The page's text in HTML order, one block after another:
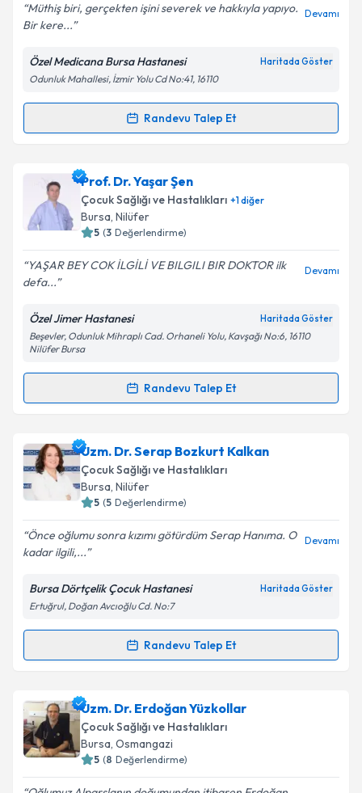
Kişisel verilerimin işlenmesine ilişkin
Aydınlatma
Metni'ni okudum ve kişisel verilerimin belirtilen
kapsamda işlenmesini kabul ediyorum.
Müthiş biri, gerçekten işini severek ve hakkıyla yapıyo.
Bir kere...
Devamı
Özel Medicana Bursa Hastanesi Haritada Göster
Odunluk Mahallesi, İzmir Yolu Cd No:41, 16110
Randevu Talep Et
Randevu Takvimi Talebi
Uzm. Dr. Uğur Yakutiçin randevu takvimi talebi
oluşturun. Size bu uzmandan randevu almanız için bir
takvim hazırlandığında e-posta ile bilgilendireceğiz.
Kişisel verilerimin işlenmesine ilişkin
Aydınlatma
Metni'ni okudum ve kişisel verilerimin belirtilen
kapsamda işlenmesini kabul ediyorum.
Takvim Talebini Gönder
Prof. Dr. Yaşar Şen
Çocuk Sağlığı ve Hastalıkları +1diğer
Bursa, Nilüfer
5 (3 Değerlendirme)
YAŞAR BEY COK İLGİLİ VE BILGILI BIR DOKTOR ilk
defa...
Devamı
Özel Jimer Hastanesi Haritada Göster
Beşevler, Odunluk Mihraplı Cad. Orhaneli Yolu, Kavşağı No:6, 16110
Nilüfer Bursa
Randevu Talep Et
Randevu Takvimi Talebi
Prof. Dr. Yaşar Şeniçin randevu takvimi talebi
oluşturun. Size bu uzmandan randevu almanız için bir
takvim hazırlandığında e-posta ile bilgilendireceğiz.
Kişisel verilerimin işlenmesine ilişkin
Aydınlatma
Metni'ni okudum ve kişisel verilerimin belirtilen
kapsamda işlenmesini kabul ediyorum.
Uzm. Dr. Serap Bozkurt Kalkan
Çocuk Sağlığı ve Hastalıkları
Bursa, Nilüfer
5 (5 Değerlendirme)
Önce oğlumu sonra kızımı götürdüm Serap Hanıma. O
kadar ilgili,...
Devamı
Bursa Dörtçelik Çocuk Hastanesi Haritada Göster
Ertuğrul, Doğan Avcıoğlu Cd. No:7
Randevu Talep Et
Randevu Takvimi Talebi
Uzm. Dr. Serap Bozkurt Kalkaniçin randevu
takvimi talebi oluşturun. Size bu uzmandan randevu
almanız için bir takvim hazırlandığında e-posta ile
bilgilendireceğiz.
E-posta Adresiniz
Uzm. Dr. Erdoğan Yüzkollar
Çocuk Sağlığı ve Hastalıkları
Bursa, Osmangazi
5 (8 Değerlendirme)